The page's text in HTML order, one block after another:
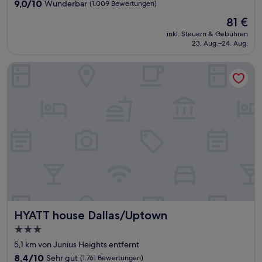
9,0/10 Wunderbar (1.009 Bewertungen)
Der
Preis
beträgt
81 €
inkl. Steuern & Gebühren
23. Aug.–24. Aug.
HYATT house Dallas/Uptown
HYATT house Dallas/Uptown
3.0-
Sterne-
Unterkunft
5,1 km von Junius Heights entfernt
8.4
8,4/10 Sehr gut (1.761 Bewertungen)
HYATT house Dallas/Uptown